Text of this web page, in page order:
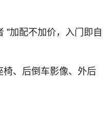
"加配不加价，入门即自
、后倒车影像、外后